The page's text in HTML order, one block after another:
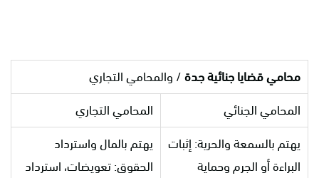
محامي قضايا جنائية جدة/ والمحامي التجاري
المحامي الجنائي
المحامي التجاري
يهتم بالسمعة والحرية: إثبات
البراءة أو الجرم وحماية
يهتم بالمال واسترداد
الحقوق: تعويضات، استرداد